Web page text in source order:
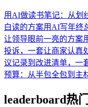
用AI做读书笔记：从划
白读的方案用AI写年终
让领导眼前一亮的方案
投诉，一套让商家认真
议记录到改进清单，一
预算：从半包全包到主
leaderboard热